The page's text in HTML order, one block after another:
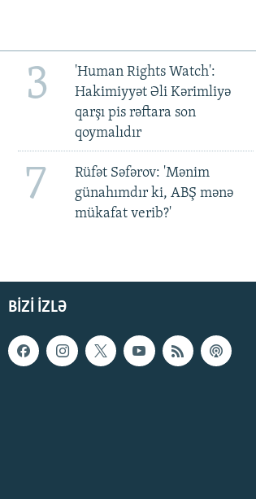
3
'Human Rights Watch':
Hakimiyyət Əli Kərimliyə
qarşı pis rəftara son
qoymalıdır
7
Rüfət Səfərov: 'Mənim
günahımdır ki, ABŞ mənə
mükafat verib?'
BIZI IZLƏ